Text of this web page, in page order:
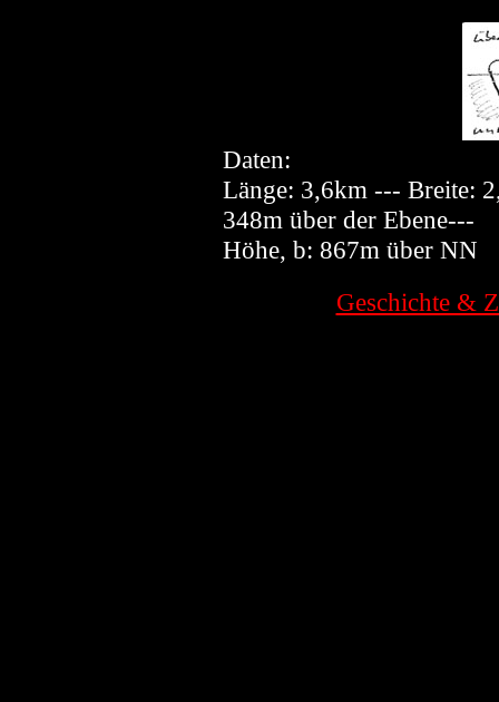
Daten:
Länge: 3,6km --- Breite:
348m über der Ebene---
Höhe, b: 867m über NN
Geschichte &